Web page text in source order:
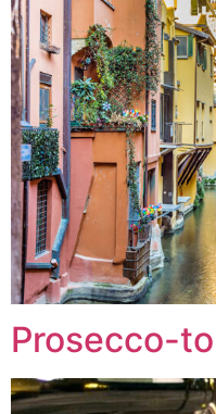
Prosecco-